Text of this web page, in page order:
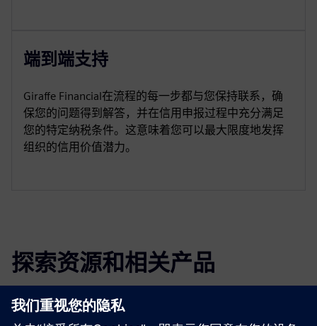
端到端支持
Giraffe Financial在流程的每一步都与您保持联系，确
保您的问题得到解答，并在信用申报过程中充分满足
您的特定纳税条件。这意味着您可以最大限度地发挥
组织的信用价值潜力。
探索资源和相关产品
更多信息和资源